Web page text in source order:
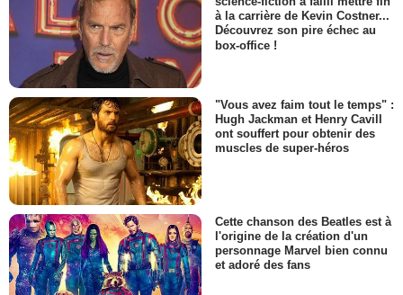
à la carrière de Kevin Costner...
Découvrez son pire échec au
box-office !
"Vous avez faim tout le temps" :
Hugh Jackman et Henry Cavill
ont souffert pour obtenir des
muscles de super-héros
Cette chanson des Beatles est à
l'origine de la création d'un
personnage Marvel bien connu
et adoré des fans